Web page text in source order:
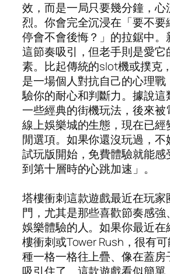
效，而是一局只要幾分鐘，心
烈。你會完全沉浸在「要不要
停會不會後悔？」的拉鋸中。
這節奏吸引，但老手則是愛它
素。比起傳統的slot機或撲克
是一場個人對抗自己的心理戰
驗你的耐心和判斷力。據說這
一些經典的街機玩法，後來被
線上娛樂城的生態，現在已經
閒選項。如果你還沒玩過，不
試玩版開始，免費體驗就能感
到第十層時的心跳加速」。
塔樓衝刺這款遊戲最近在玩家
門，尤其是那些喜歡節奏感強
娛樂體驗的人。如果你最近在
樓衝刺或Tower Rush，很有
種一格一格往上疊、像在蓋房